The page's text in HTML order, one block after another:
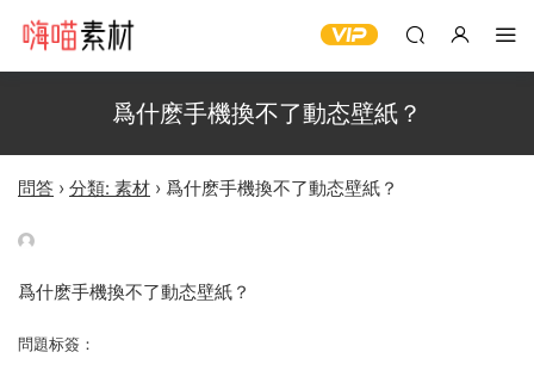
爲什麽手機換不了動态壁紙？
問答 › 分類: 素材 › 爲什麽手機換不了動态壁紙？
爲什麽手機換不了動态壁紙？
問題标簽：